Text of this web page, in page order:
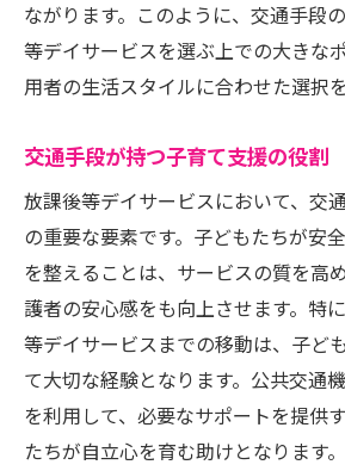
ながります。このように、交通手段
等デイサービスを選ぶ上での大きな
用者の生活スタイルに合わせた選択
交通手段が持つ子育て支援の役割
放課後等デイサービスにおいて、交
の重要な要素です。子どもたちが安
を整えることは、サービスの質を高
護者の安心感をも向上させます。特
等デイサービスまでの移動は、子ど
て大切な経験となります。公共交通
を利用して、必要なサポートを提供
たちが自立心を育む助けとなります